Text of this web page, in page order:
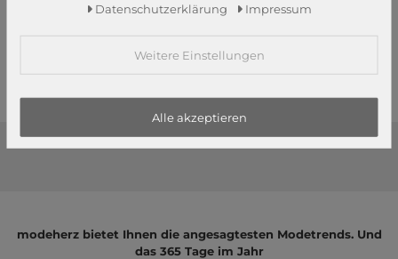
39,95 €
2 3
modeherz bietet Ihnen die angesagtesten Modetrends. Und
das 365 Tage im Jahr
Daten­schutz­erklärung Impressum
Weitere Einstellungen
Alle akzeptieren